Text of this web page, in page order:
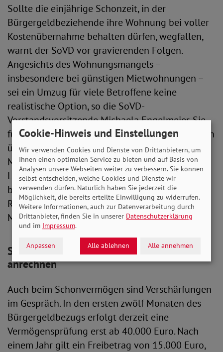
Sollte die einjährige Schonzeit, in der
Bürgergeldbeziehende ihre Wohnung bei voller
Kostenübernahme behalten dürfen, wegfallen,
warnt der SoVD vor gravierenden Folgen.
Angesichts des Wohnungsmangels –
insbesondere bei günstigen Mietwohnungen –
sei ein Umzug für viele Betroffene keine
realistische Option, so die SoVD-
Vorstandsvorsitzende Michaela Engelmeier. Sie
führt weiter aus: „Das Jobcenter übernimmt dann
über kurz oder lang nur noch einen Teil der
Miete – für den anderen Teil müssen die
Leistungsbeziehenden selbst aufkommen. Das
bedeutet de facto eine Kürzung ihres
Regelsatzes. Denn der Regelbedarf ist nicht für
Mietzahlungen vorgesehen.“
SoVD: Altersvorsorge nicht auf Vermögen
anrechnen
Auch beim Schonvermögen sind Verschärfungen
im Gespräch. In den ersten zwölf Monaten des
Bürgergeldbezugs erfolgt derzeit eine
Vermögensprüfung erst ab 40.000 Euro. Nach
einem Jahr gilt ein Freibetrag von 15.000 Euro,
Cookie-Hinweis und Einstellungen
Wir verwenden Cookies und Dienste von Drittanbietern, um
Ihnen einen optimalen Service zu bieten und auf Basis von
Analysen unsere Webseiten weiter zu verbessern. Sie können
selbst entscheiden, welche Cookies und Dienste wir
verwenden dürfen. Natürlich haben Sie jederzeit die
Möglichkeit, die bereits erteilte Einwilligung zu widerrufen.
Weitere Informationen, auch zur Datenverarbeitung durch
Drittanbieter, finden Sie in unserer Datenschutzerklärung
und im Impressum.
Anpassen Alle ablehnen Alle annehmen